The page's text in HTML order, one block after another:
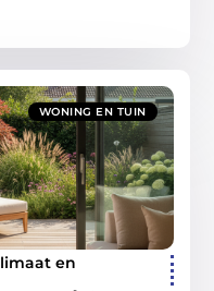
WONING EN TUIN
en